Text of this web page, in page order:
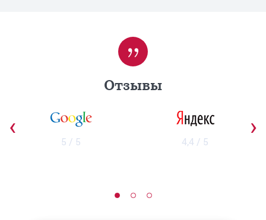
Отзывы
5 / 5 4,4 / 5
‹ ›